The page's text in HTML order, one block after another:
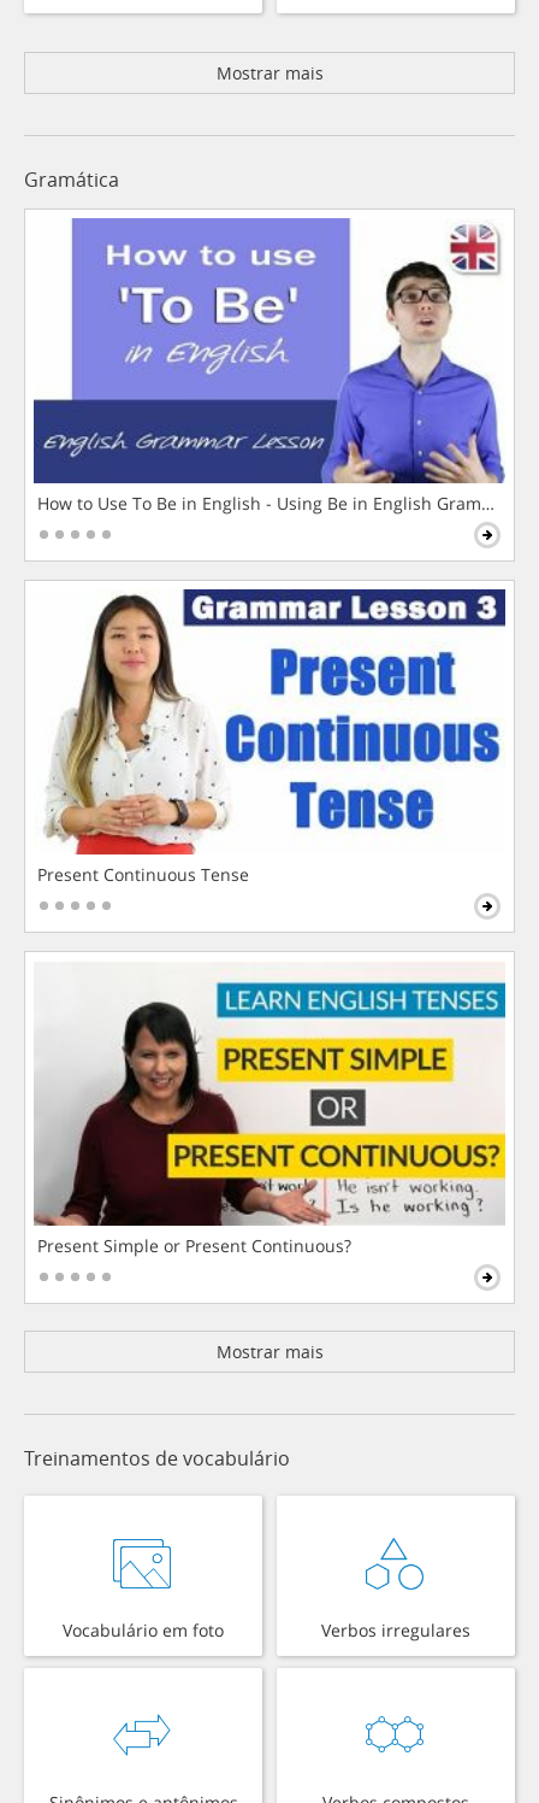
Mostrar mais
Gramática
How to Use To Be in English - Using Be in English Grammar
Present Continuous Tense
Present Simple or Present Continuous?
Mostrar mais
Treinamentos de vocabulário
Vocabulário em foto Verbos irregulares